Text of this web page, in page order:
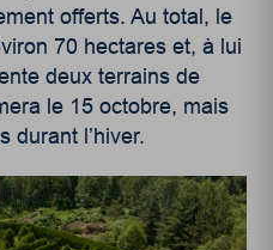
offerts. Au total, le
70 hectares et, à lui
deux terrains de
le 15 octobre, mais
durant l’hiver.